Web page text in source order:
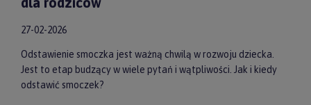
27-02-2026
Odstawienie smoczka jest ważną chwilą w rozwoju dziecka.
Jest to etap budzący w wiele pytań i wątpliwości. Jak i kiedy
odstawić smoczek?